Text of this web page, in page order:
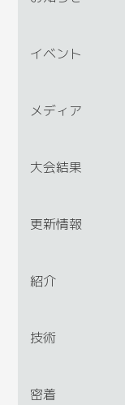
イベント
メディア
大会結果
更新情報
紹介
技術
密着